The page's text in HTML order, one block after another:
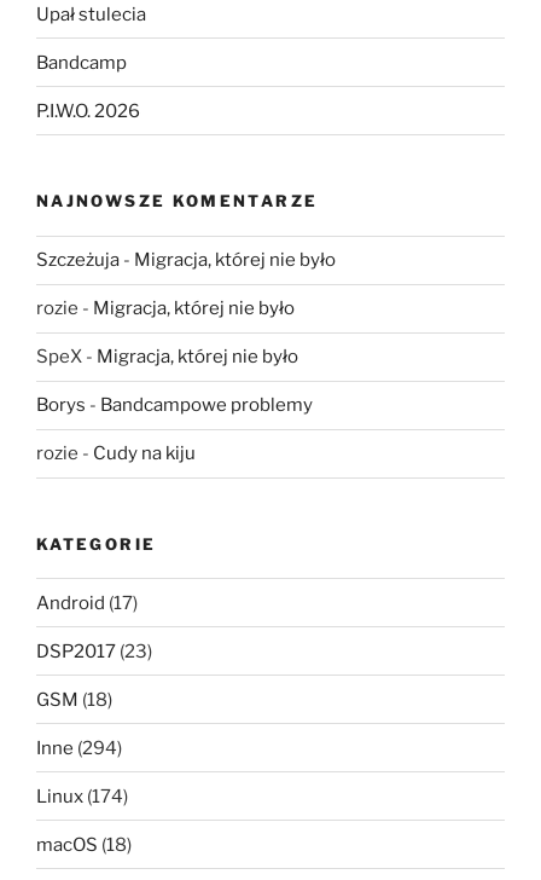
Upał stulecia
Bandcamp
P.I.W.O. 2026
NAJNOWSZE KOMENTARZE
Szczeżuja - Migracja, której nie było
rozie - Migracja, której nie było
SpeX - Migracja, której nie było
Borys - Bandcampowe problemy
rozie - Cudy na kiju
KATEGORIE
Android (17)
DSP2017 (23)
GSM (18)
Inne (294)
Linux (174)
macOS (18)